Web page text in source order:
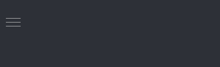
Mobile Menu Toggle